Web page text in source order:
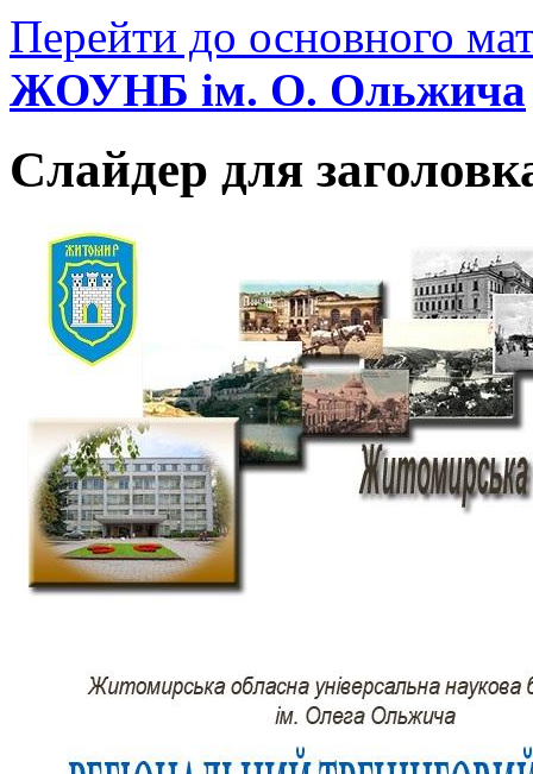
Перейти до основного
ЖОУНБ ім. О. Ольжича
Слайдер для